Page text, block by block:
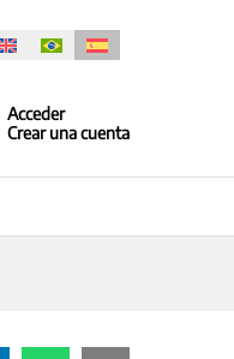
Acceder
Crear una cuenta